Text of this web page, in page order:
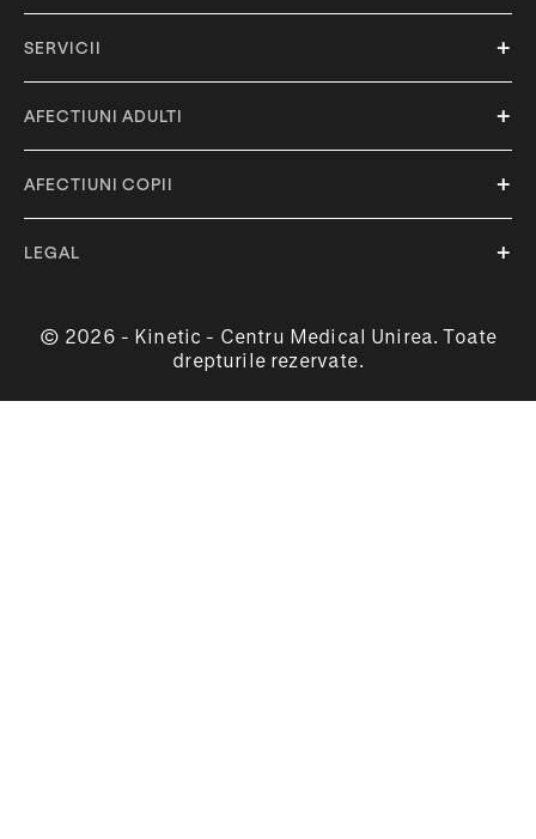
SERVICII
AFECTIUNI ADULTI
AFECTIUNI COPII
LEGAL
© 2026 - Kinetic - Centru Medical Unirea. Toate
drepturile rezervate.